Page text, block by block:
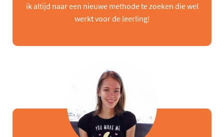
ik altijd naar een nieuwe methode te zoeken die wel
werkt voor de leerling!